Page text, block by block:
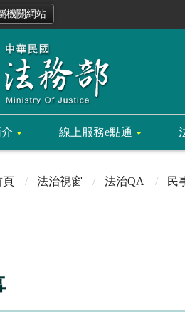
機關網站
線上服務e點通
頁
法治視窗 法治QA 民